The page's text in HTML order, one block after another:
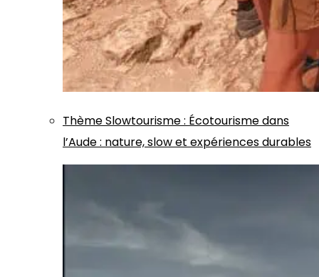
ThèmeSlowtourisme: Écotourisme dans
l’Aude : nature, slow et expériences durables